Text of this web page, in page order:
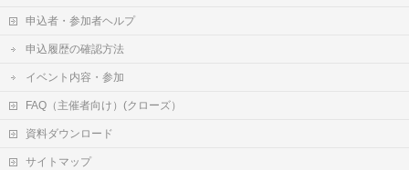
申込者・参加者ヘルプ
申込履歴の確認方法
イベント内容・参加
FAQ（主催者向け）(クローズ）
資料ダウンロード
サイトマップ